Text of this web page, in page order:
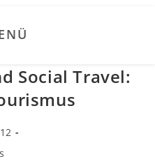
Social Travel: